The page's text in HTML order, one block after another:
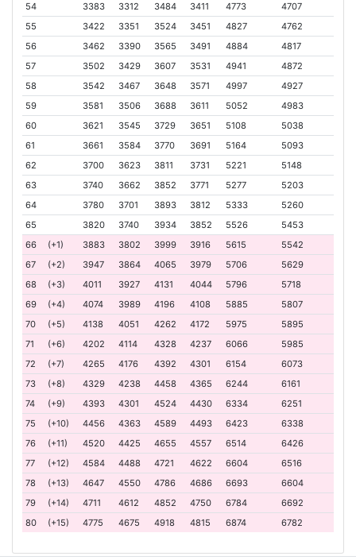
54
3383 3312 3484 3411 4773
4707
55
3422 3351 3524 3451 4827
4762
56
3462 3390 3565 3491 4884
4817
57
3502 3429 3607 3531 4941
4872
58
3542 3467 3648 3571 4997
4927
59
3581 3506 3688 3611 5052
4983
60
3621 3545 3729 3651 5108
5038
61
3661 3584 3770 3691 5164
5093
62
3700 3623 3811 3731 5221
5148
63
3740 3662 3852 3771 5277
5203
64
3780 3701 3893 3812 5333
5260
65
3820 3740 3934 3852 5526
5453
66
(+1) 3883 3802 3999 3916 5615
5542
67
(+2) 3947 3864 4065 3979 5706
5629
68
(+3) 4011 3927 4131 4044 5796
5718
69
(+4) 4074 3989 4196 4108 5885
5807
70
(+5) 4138 4051 4262 4172 5975
5895
71
(+6) 4202 4114 4328 4237 6066
5985
72
(+7) 4265 4176 4392 4301 6154
6073
73
(+8) 4329 4238 4458 4365 6244
6161
74
(+9) 4393 4301 4524 4430 6334
6251
75
(+10) 4456 4363 4589 4493 6423
6338
76
(+11) 4520 4425 4655 4557 6514
6426
77
(+12) 4584 4488 4721 4622 6604
6516
78
(+13) 4647 4550 4786 4686 6693
6604
79
(+14) 4711 4612 4852 4750 6784
6692
80
(+15) 4775 4675 4918 4815 6874 6782